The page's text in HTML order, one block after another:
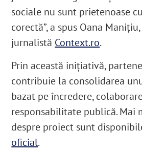
sociale nu sunt prietenoase
corectă”, a spus Oana Manițiu,
jurnalistă Context.ro.
Prin această inițiativă,
contribuie la consolidarea
bazat pe încredere,
responsabilitate publică. Mai
despre proiect sunt
oficial.